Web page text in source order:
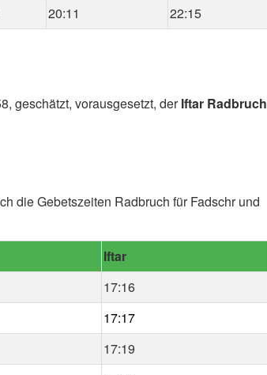
20:11 22:15
geschätzt, vorausgesetzt, derIftar Radbruch
die Gebetszeiten Radbruch für Fadschr und
Iftar
17:16
17:17
17:19